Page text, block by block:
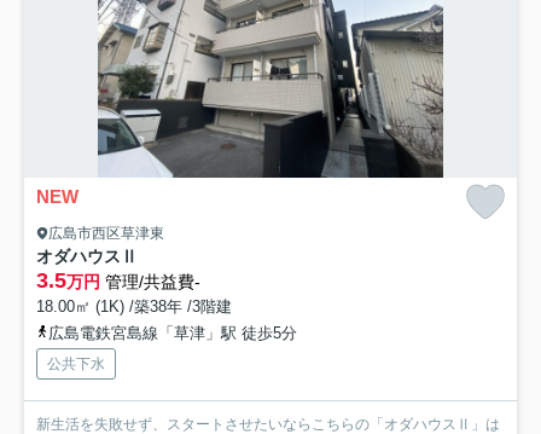
NEW
広島市西区草津東
オダハウスⅡ
3.5万円 管理/共益費-
18.00㎡ (1K) /築38年 /3階建
広島電鉄宮島線「草津」駅 徒歩5分
公共下水
新生活を失敗せず、スタートさせたいならこちらの「オダハウスⅡ」は